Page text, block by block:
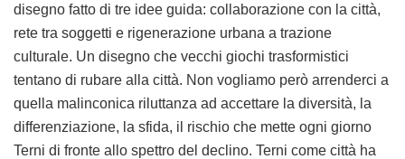
disegno fatto di tre idee guida: collaborazione con la città,
rete tra soggetti e rigenerazione urbana a trazione
culturale. Un disegno che vecchi giochi trasformistici
tentano di rubare alla città. Non vogliamo però arrenderci a
quella malinconica riluttanza ad accettare la diversità, la
differenziazione, la sfida, il rischio che mette ogni giorno
Terni di fronte allo spettro del declino. Terni come città ha